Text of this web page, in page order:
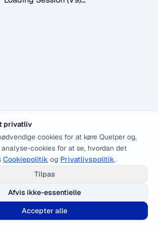
privatliv
cookies for at køre Quelper og,
cookies for at se, hvordan det
Cookiepolitik og Privatlivspolitik.
Tilpas
Afvis ikke-essentielle
Accepter alle